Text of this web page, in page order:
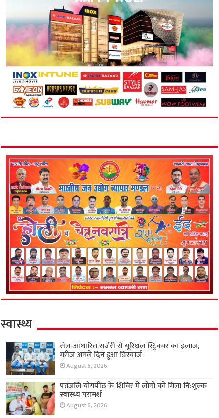
स्वास्थ्य
सेल-आधारित सर्जरी से यूरिथ्रल स्ट्रिक्चर का इलाज,
मरीज अगले दिन हुआ डिस्चार्ज
August 6, 2026
पतंजलि योगपीठ के शिविर में लोगों को मिला नि:शुल्क
स्वास्थ्य परामर्श
August 6, 2026